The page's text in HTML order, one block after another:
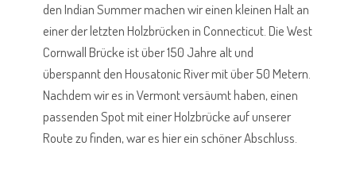
den Indian Summer machen wir einen kleinen Halt an
einer der letzten Holzbrücken in Connecticut. Die West
Cornwall Brücke ist über 150 Jahre alt und
überspannt den Housatonic River mit über 50 Metern.
Nachdem wir es in Vermont versäumt haben, einen
passenden Spot mit einer Holzbrücke auf unserer
Route zu finden, war es hier ein schöner Abschluss.